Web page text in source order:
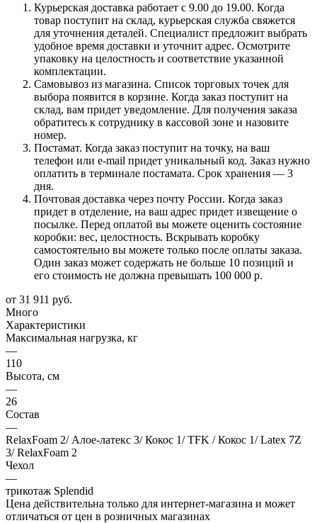
Курьерская доставка работает с 9.00 до 19.00. Когда
товар поступит на склад, курьерская служба свяжется
для уточнения деталей. Специалист предложит выбрать
удобное время доставки и уточнит адрес. Осмотрите
упаковку на целостность и соответствие указанной
комплектации.
Самовывоз из магазина. Список торговых точек для
выбора появится в корзине. Когда заказ поступит на
склад, вам придет уведомление. Для получения заказа
обратитесь к сотруднику в кассовой зоне и назовите
номер.
Постамат. Когда заказ поступит на точку, на ваш
телефон или e-mail придет уникальный код. Заказ нужно
оплатить в терминале постамата. Срок хранения — 3
дня.
Почтовая доставка через почту России. Когда заказ
придет в отделение, на ваш адрес придет извещение о
посылке. Перед оплатой вы можете оценить состояние
коробки: вес, целостность. Вскрывать коробку
самостоятельно вы можете только после оплаты заказа.
Один заказ может содержать не больше 10 позиций и
его стоимость не должна превышать 100 000 р.
от 31 911 руб.
Много
Характеристики
Максимальная нагрузка, кг
—
110
Высота, см
—
26
Состав
—
RelaxFoam 2/ Алое-латекс 3/ Кокос 1/ TFK / Кокос 1/ Latex 7Z
3/ RelaxFoam 2
Чехол
—
трикотаж Splendid
Цена действительна только для интернет-магазина и может
отличаться от цен в розничных магазинах